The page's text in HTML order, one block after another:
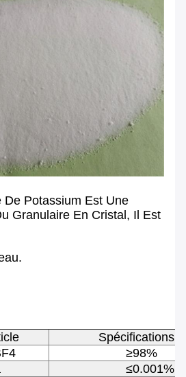
De Potassium Est Une
Granulaire En Cristal, Il Est
Spécifications
≥98%
≤0.001%